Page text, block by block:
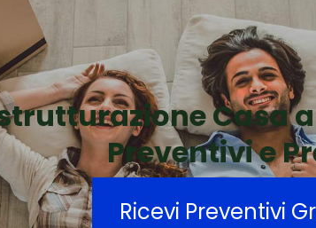
Casa
Preventivi e
Ricevi Preventivi